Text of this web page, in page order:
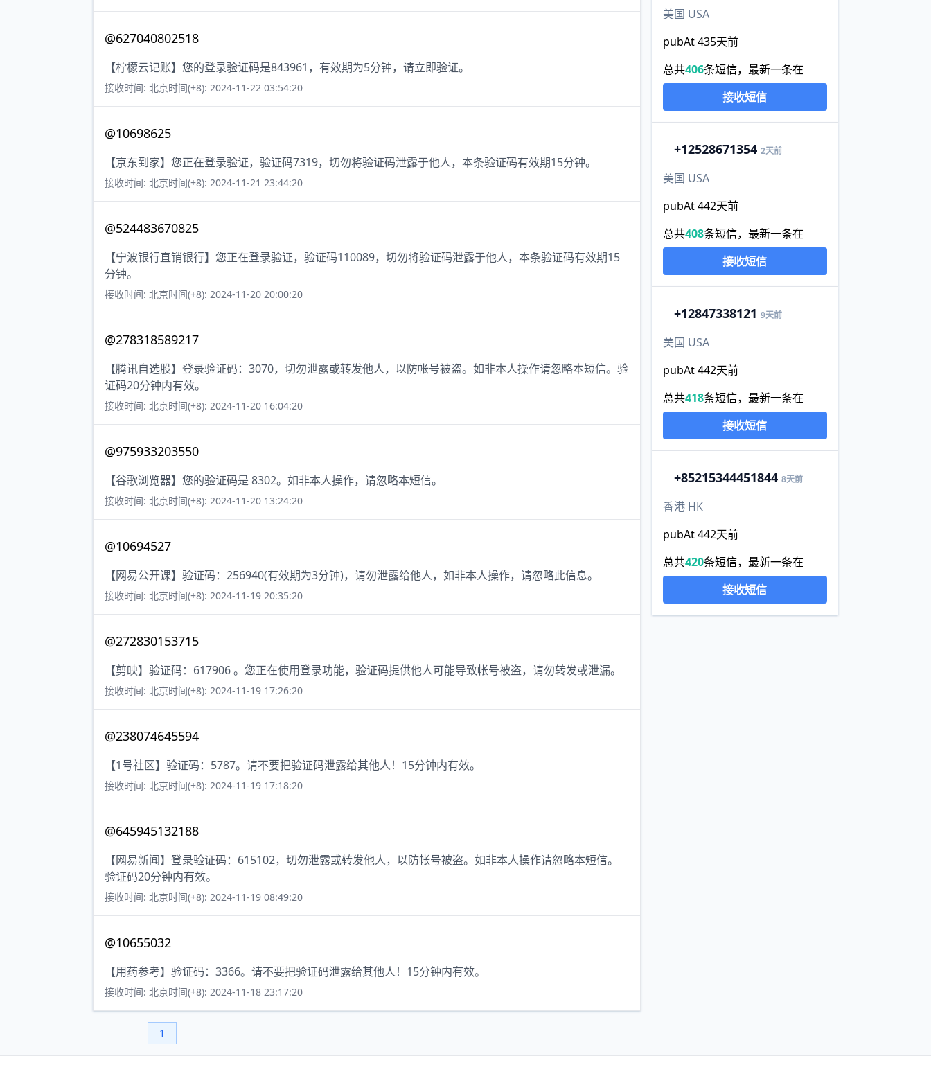
@627040802518
【柠檬云记账】您的登录验证码是843961，有效期为5分钟，请立即验证。
接收时间: 北京时间(+8): 2024-11-22 03:54:20
@10698625
【京东到家】您正在登录验证，验证码7319，切勿将验证码泄露于他人，本条验证码有效期15分钟。
接收时间: 北京时间(+8): 2024-11-21 23:44:20
@524483670825
【宁波银行直销银行】您正在登录验证，验证码110089，切勿将验证码泄露于他人，本条验证码有效期15
分钟。
接收时间: 北京时间(+8): 2024-11-20 20:00:20
@278318589217
【腾讯自选股】登录验证码：3070，切勿泄露或转发他人，以防帐号被盗。如非本人操作请忽略本短信。验
证码20分钟内有效。
接收时间: 北京时间(+8): 2024-11-20 16:04:20
@975933203550
【谷歌浏览器】您的验证码是 8302。如非本人操作，请忽略本短信。
接收时间: 北京时间(+8): 2024-11-20 13:24:20
@10694527
【网易公开课】验证码：256940(有效期为3分钟)，请勿泄露给他人，如非本人操作，请忽略此信息。
接收时间: 北京时间(+8): 2024-11-19 20:35:20
@272830153715
【剪映】验证码：617906 。您正在使用登录功能，验证码提供他人可能导致帐号被盗，请勿转发或泄漏。
接收时间: 北京时间(+8): 2024-11-19 17:26:20
@238074645594
【1号社区】验证码：5787。请不要把验证码泄露给其他人！15分钟内有效。
接收时间: 北京时间(+8): 2024-11-19 17:18:20
@645945132188
【网易新闻】登录验证码：615102，切勿泄露或转发他人，以防帐号被盗。如非本人操作请忽略本短信。
验证码20分钟内有效。
接收时间: 北京时间(+8): 2024-11-19 08:49:20
@10655032
【用药参考】验证码：3366。请不要把验证码泄露给其他人！15分钟内有效。
接收时间: 北京时间(+8): 2024-11-18 23:17:20
1
美国 USA
pubAt 435天前
总共406条短信，最新一条在
接收短信
+12528671354 2天前
美国 USA
pubAt 442天前
总共408条短信，最新一条在
接收短信
+12847338121 9天前
美国 USA
pubAt 442天前
总共418条短信，最新一条在
接收短信
+85215344451844 8天前
香港 HK
pubAt 442天前
总共420条短信，最新一条在
接收短信